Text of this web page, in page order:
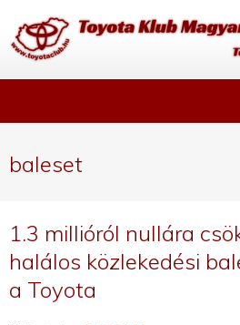
baleset
1.3 millióról nullára
halálos közlekedési
a Toyota